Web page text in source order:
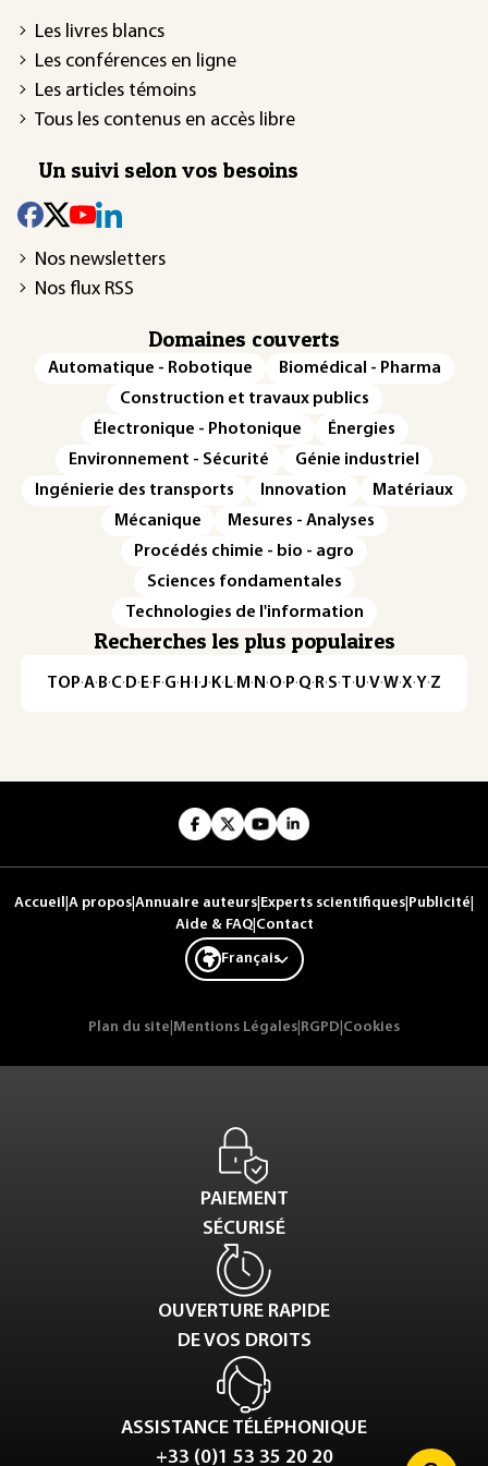
Les livres blancs
Les conférences en ligne
Les articles témoins
Tous les contenus en accès libre
Un suivi selon vos besoins
Nos newsletters
Nos flux RSS
Domaines couverts
Automatique - Robotique
Biomédical - Pharma
Construction et travaux publics
Électronique - Photonique
Énergies
Environnement - Sécurité
Génie industriel
Ingénierie des transports
Innovation
Matériaux
Mécanique
Mesures - Analyses
Procédés chimie - bio - agro
Sciences fondamentales
Technologies de l'information
Recherches les plus populaires
TOP·A·B·C· D· E· F·G· H · ·J· K· L· M · N ·O· P·Q· R·S·T·U·V·W·X·Y·Z
Accueil A propos Annuaire auteurs Experts scientifiques Publicité
Aide & FAQ| Contact
Français
Plan du site Mentions Légales RGPD Cookies
PAIEMENT
SÉCURISÉ
OUVERTURE RAPIDE
DE VOS DROITS
ASSISTANCE TÉLÉPHONIQUE
+33 (0)1 53 35 20 20